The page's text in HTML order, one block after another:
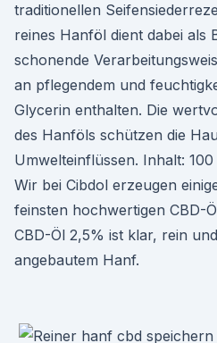
traditionellen
reines Hanföl dient dabei als
schonende
an pflegendem und
Glycerin enthalten. Die
des Hanföls schützen die
Umwelteinflüssen. Inhalt:
Wir bei Cibdol erzeugen
feinsten hochwertigen CBD-
CBD-Öl 2,5% ist klar, rein
angebautem Hanf.